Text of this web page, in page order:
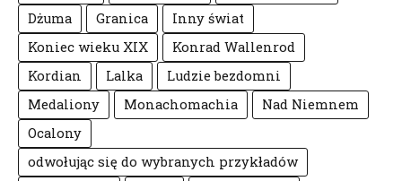
Dżuma
Granica
Inny świat
Koniec wieku XIX
Konrad Wallenrod
Kordian
Lalka
Ludzie bezdomni
Medaliony
Monachomachia
Nad Niemnem
Ocalony
odwołując się do wybranych przykładów